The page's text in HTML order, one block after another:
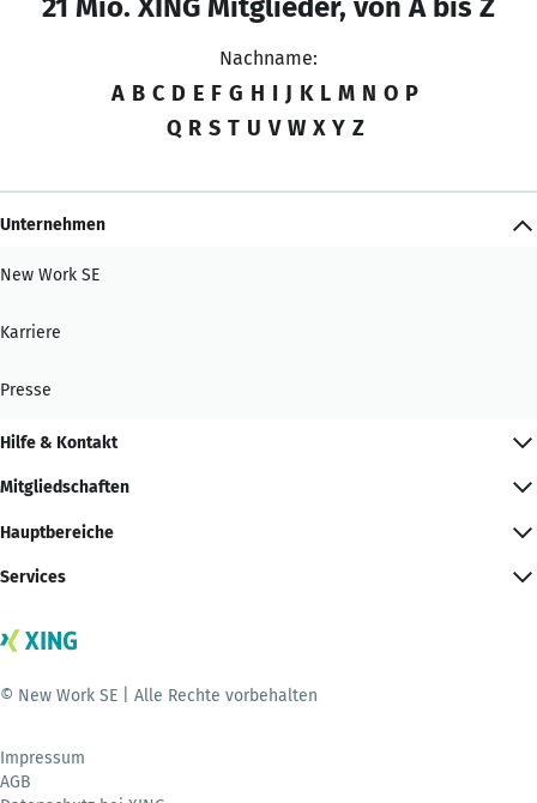
Nachname:
A B C D E F G H I J K L M N O P
Q R S T U V W X Y Z
Unternehmen
New Work SE
Karriere
Presse
Hilfe & Kontakt
Mitgliedschaften
Hauptbereiche
Services
© New Work SE | Alle Rechte vorbehalten
Impressum
AGB